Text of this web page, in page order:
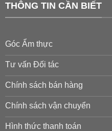
THÔNG TIN CẦN BIẾT
Góc Ẩm thực
Tư vấn Đối tác
Chính sách bán hàng
Chính sách vận chuyển
Hình thức thanh toán